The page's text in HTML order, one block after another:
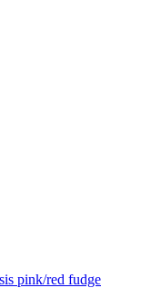
pink/red fudge